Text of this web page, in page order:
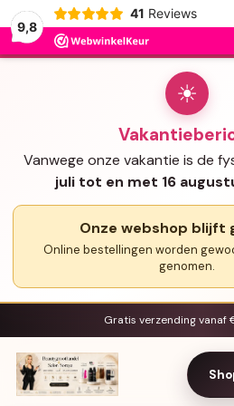
9,8
41 Reviews
☀
Vanwege onze vakantie is de
juli tot en met 16
Onze webshop blijft
Online bestellingen worden
genomen.
Gratis verzending vanaf